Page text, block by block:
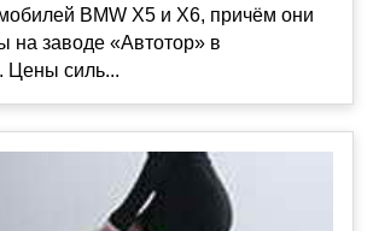
BMW X5 и X6, причём они
на заводе «Автотор» в
Цены силь...